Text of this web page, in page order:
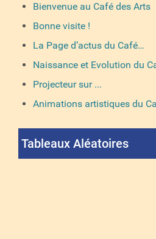
Bienvenue au Café des Arts
Bonne visite !
La Page d’actus du Café…
Naissance et Evolution du
Projecteur sur ...
Animations artistiques du
Tableaux Aléatoires